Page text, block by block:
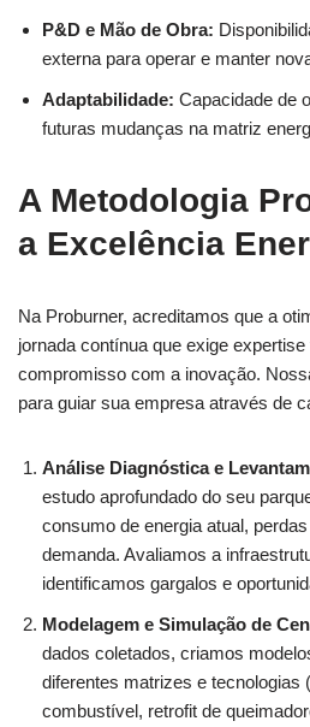
P&D e Mão de Obra:
externa para operar e manter
Adaptabilidade: Capacidade de
futuras mudanças na matriz
A Metodologia
a Excelência
Na Proburner, acreditamos que a
jornada contínua que exige
compromisso com a inovação.
para guiar sua empresa através de
Análise Diagnóstica e
estudo aprofundado do seu
consumo de energia atual,
demanda. Avaliamos a
identificamos gargalos e
Modelagem e Simulação de
dados coletados, criamos
diferentes matrizes e tecnologias
combustível, retrofit de